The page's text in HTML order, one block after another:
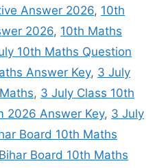
Answer 2026, 10th
2026, 10th Maths
10th Maths Question
Answer Key, 3 July
, 3 July Class 10th
2026 Answer Key, 3 July
Board 10th Maths
Bihar Board 10th Maths